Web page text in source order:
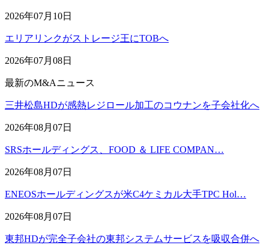
2026年07月10日
エリアリンクがストレージ王にTOBへ
2026年07月08日
最新のM&Aニュース
三井松島HDが感熱レジロール加工のコウナンを子会社化へ
2026年08月07日
SRSホールディングス、FOOD ＆ LIFE COMPAN…
2026年08月07日
ENEOSホールディングスが米C4ケミカル大手TPC Hol…
2026年08月07日
東邦HDが完全子会社の東邦システムサービスを吸収合併へ